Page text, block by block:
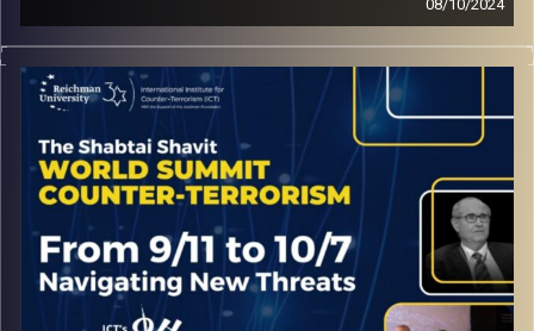
08/10/2024
Interview from the ICT World Summit on Counter
Terrorism with Retired Lieutenant Colonel Miri Eisin –
Senior Fellow at the International Institute for Counter-
Terrorist (ICT)
קרדיט תמונות: